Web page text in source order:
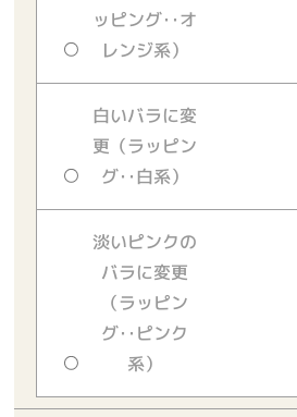
ッピング‥オ
レンジ系）
白いバラに変
更（ラッピン
グ‥白系）
淡いピンクの
バラに変更
（ラッピン
グ‥ピンク
系）